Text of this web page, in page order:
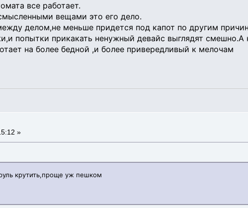
все работает.
вещами это его дело.
делом,не меньше придется под капот по другим
попытки прикакать ненужный девайс выглядят смешно.А
на более бедной ,и более привередливый к мелочам
»
крутить,проще уж пешком